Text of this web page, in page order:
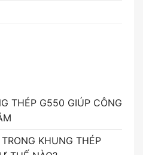
THÉP G550 GIÚP CÔNG
KHUNG THÉP